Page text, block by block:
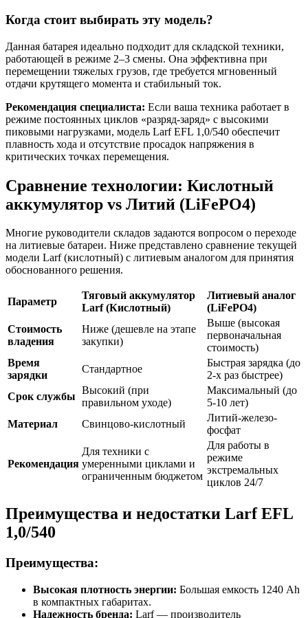
Когда стоит выбирать эту модель?
Данная батарея идеально подходит для складской техники,
работающей в режиме 2–3 смены. Она эффективна при
перемещении тяжелых грузов, где требуется мгновенный
отдачи крутящего момента и стабильный ток.
Рекомендация специалиста: Если ваша техника работает в
режиме постоянных циклов «разряд-заряд» с высокими
пиковыми нагрузками, модель Larf EFL 1,0/540 обеспечит
плавность хода и отсутствие просадок напряжения в
критических точках перемещения.
Сравнение технологии: Кислотный
аккумулятор vs Литий (LiFePO4)
Многие руководители складов задаются вопросом о переходе
на литиевые батареи. Ниже представлено сравнение текущей
модели Larf (кислотный) с литиевым аналогом для принятия
обоснованного решения.
Параметр
Тяговый аккумулятор
Larf (Кислотный)
Литиевый аналог
(LiFePO4)
Стоимость
владения
Ниже (дешевле на этапе
закупки)
Выше (высокая
первоначальная
стоимость)
Время
зарядки
Стандартное
Быстрая зарядка (до
2-х раз быстрее)
Срок службы
Высокий (при
правильном уходе)
Максимальный (до
5-10 лет)
Материал
Свинцово-кислотный
Литий-железо-
фосфат
Рекомендация
Для техники с
умеренными циклами и
ограниченным бюджетом
Для работы в
режиме
экстремальных
циклов 24/7
Преимущества и недостатки Larf EFL
1,0/540
Преимущества:
Высокая плотность энергии: Большая емкость 1240 Ah
в компактных габаритах.
Надежность бренда: Larf — производитель